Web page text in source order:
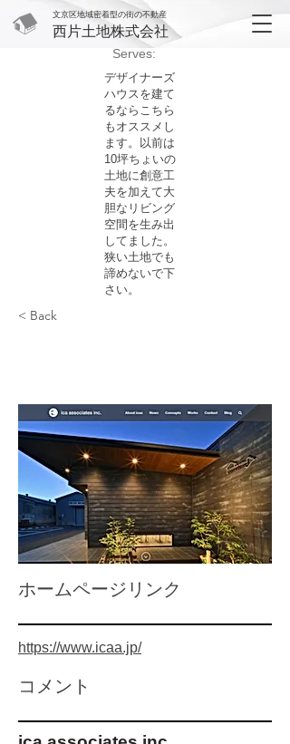
文京区地域密着型の街の不動産
西片土地株式会社
Serves:
デザイナーズ
ハウスを建て
るならこちら
もオススメし
ます。以前は
10坪ちょいの
土地に創意工
夫を加えて大
胆なリビング
空間を生み出
してました。
狭い土地でも
諦めないで下
さい。
< Back
​ホームページリンク
https://www.icaa.jp/
​コメント